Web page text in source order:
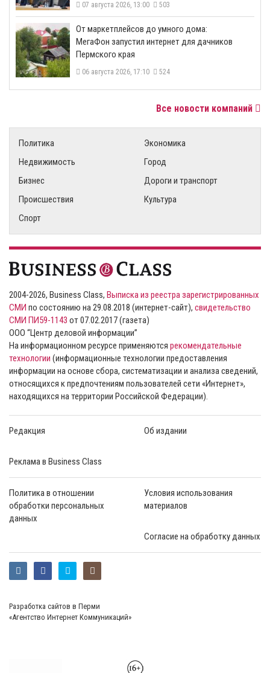
07 августа 2026, 13:00 503
От маркетплейсов до умного дома:
МегаФон запустил интернет для дачников
Пермского края
06 августа 2026, 17:10 524
Все новости компаний
Политика
Экономика
Недвижимость
Город
Бизнес
Дороги и транспорт
Происшествия
Культура
Спорт
2004-2026, Business Class, Выписка из реестра зарегистрированных
СМИ по состоянию на 29.08.2018 (интернет-сайт), свидетельство
СМИ ПИ59-1143 от 07.02.2017 (газета)
ООО “Центр деловой информации”
На информационном ресурсе применяются рекомендательные
технологии (информационные технологии предоставления
информации на основе сбора, систематизации и анализа сведений,
относящихся к предпочтениям пользователей сети «Интернет»,
находящихся на территории Российской Федерации).
Редакция Об издании
Реклама в Business Class
Политика в отношении
обработки персональных
данных
Условия использования
материалов
Согласие на обработку данных
Разработка сайтов в Перми
«Агентство Интернет Коммуникаций»